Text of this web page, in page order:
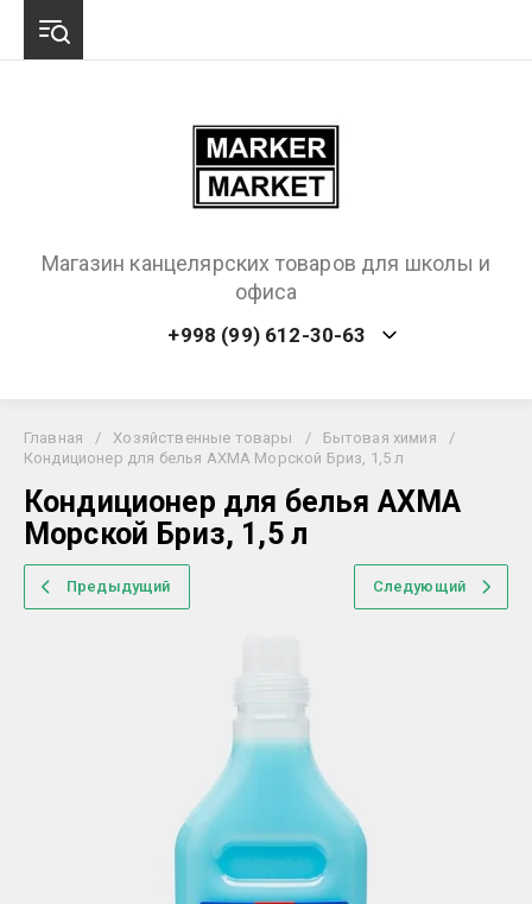
Магазин канцелярских товаров для школы и
офиса
+998 (99) 612-30-63
Главная / Хозяйственные товары / Бытовая химия
/
Кондиционер для белья AXMA Морской Бриз, 1,5 л
Кондиционер для белья AXMA
Морской Бриз, 1,5 л
Предыдущий Следующий